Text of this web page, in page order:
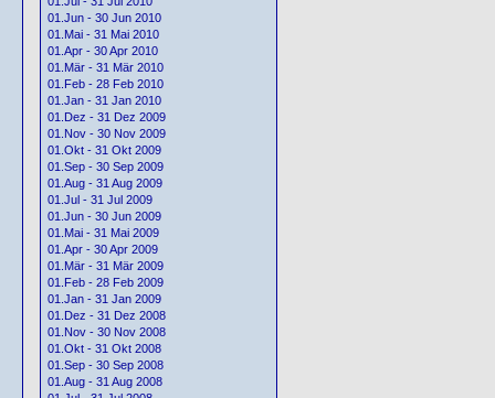
01.Jun - 30 Jun 2010
01.Mai - 31 Mai 2010
01.Apr - 30 Apr 2010
01.Mär - 31 Mär 2010
01.Feb - 28 Feb 2010
01.Jan - 31 Jan 2010
01.Dez - 31 Dez 2009
01.Nov - 30 Nov 2009
01.Okt - 31 Okt 2009
01.Sep - 30 Sep 2009
01.Aug - 31 Aug 2009
01.Jul - 31 Jul 2009
01.Jun - 30 Jun 2009
01.Mai - 31 Mai 2009
01.Apr - 30 Apr 2009
01.Mär - 31 Mär 2009
01.Feb - 28 Feb 2009
01.Jan - 31 Jan 2009
01.Dez - 31 Dez 2008
01.Nov - 30 Nov 2008
01.Okt - 31 Okt 2008
01.Sep - 30 Sep 2008
01.Aug - 31 Aug 2008